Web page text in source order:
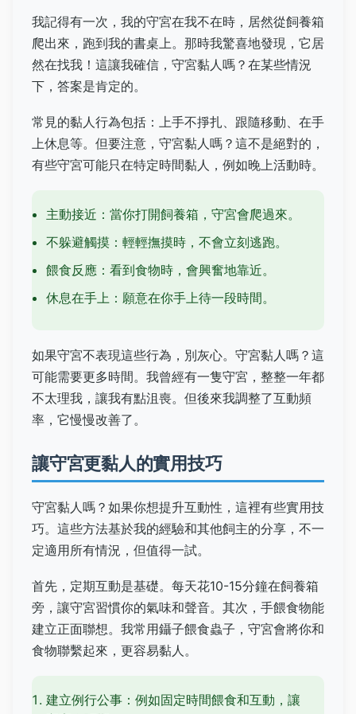
我記得有一次，我的守宮在我不在時，居然從飼養箱
爬出來，跑到我的書桌上。那時我驚喜地發現，它居
然在找我！這讓我確信，守宮黏人嗎？在某些情況
下，答案是肯定的。
常見的黏人行為包括：上手不掙扎、跟隨移動、在手
上休息等。但要注意，守宮黏人嗎？這不是絕對的，
有些守宮可能只在特定時間黏人，例如晚上活動時。
主動接近：當你打開飼養箱，守宮會爬過來。
不躲避觸摸：輕輕撫摸時，不會立刻逃跑。
餵食反應：看到食物時，會興奮地靠近。
休息在手上：願意在你手上待一段時間。
如果守宮不表現這些行為，別灰心。守宮黏人嗎？這
可能需要更多時間。我曾經有一隻守宮，整整一年都
不太理我，讓我有點沮喪。但後來我調整了互動頻
率，它慢慢改善了。
讓守宮更黏人的實用技巧
守宮黏人嗎？如果你想提升互動性，這裡有些實用技
巧。這些方法基於我的經驗和其他飼主的分享，不一
定適用所有情況，但值得一試。
首先，定期互動是基礎。每天花10-15分鐘在飼養箱
旁，讓守宮習慣你的氣味和聲音。其次，手餵食物能
建立正面聯想。我常用鑷子餵食蟲子，守宮會將你和
食物聯繫起來，更容易黏人。
建立例行公事：例如固定時間餵食和互動，讓